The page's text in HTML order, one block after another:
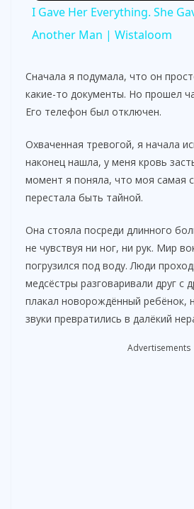
a
y
V
i
e
o
I Gave Her Everything. She
Another Man | Wistaloom
Сначала я подумала, что он
какие-то документы. Но прошел
Его телефон был отключен.
Охваченная тревогой, я начала
наконец нашла, у меня кровь
момент я поняла, что моя самая
перестала быть тайной.
Она стояла посреди длинного
не чувствуя ни ног, ни рук. Мир
погрузился под воду. Люди
медсёстры разговаривали друг с
плакал новорождённый ребёнок,
звуки превратились в далёкий
Advertisements